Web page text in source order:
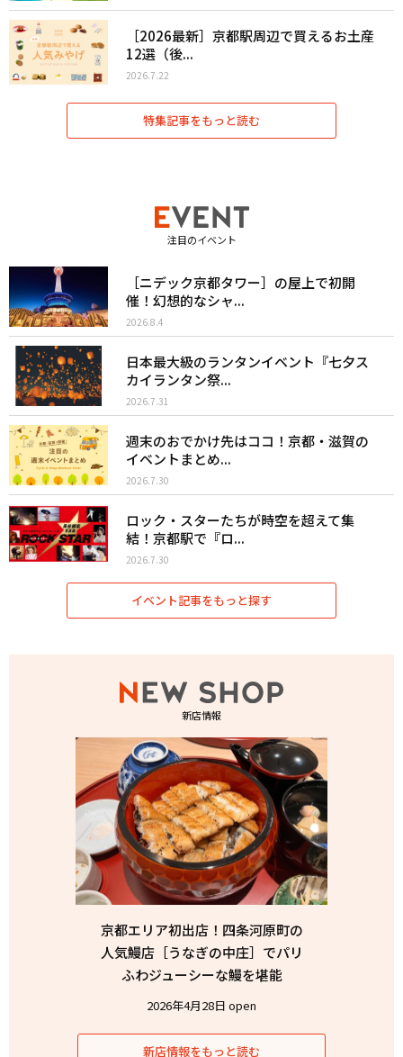
［2026最新］京都駅周辺で買えるお土産
12選（後...
2026.7.22
特集記事をもっと読む
注目のイベント
［ニデック京都タワー］の屋上で初開
催！幻想的なシャ...
2026.8.4
日本最大級のランタンイベント『七夕ス
カイランタン祭...
2026.7.31
週末のおでかけ先はココ！京都・滋賀の
イベントまとめ...
2026.7.30
ロック・スターたちが時空を超えて集
結！京都駅で『ロ...
2026.7.30
イベント記事をもっと探す
新店情報
京都エリア初出店！四条河原町の
人気鰻店［うなぎの中庄］でパリ
ふわジューシーな鰻を堪能
2026年4月28日 open
新店情報をもっと読む